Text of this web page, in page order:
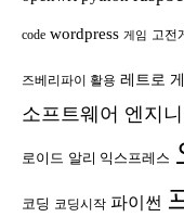
code wordpress 게임 고전
즈베리파이 활용 레트로
소프트웨어 엔지니
로이드 알리 익스프레스
코딩 코딩시작 파이썬